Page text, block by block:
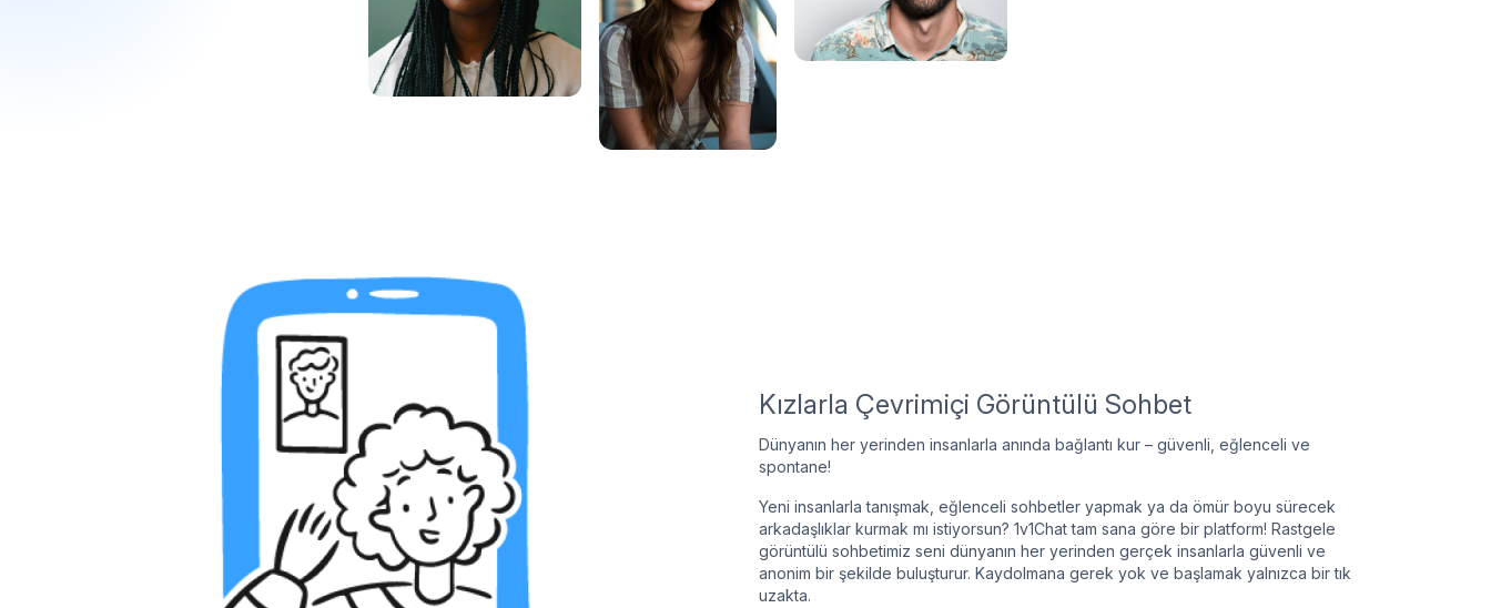
Kızlarla Çevrimiçi Görüntülü Sohbet
Dünyanın her yerinden insanlarla anında bağlantı kur – güvenli, eğlenceli ve
spontane!
Yeni insanlarla tanışmak, eğlenceli sohbetler yapmak ya da ömür boyu sürecek
arkadaşlıklar kurmak mı istiyorsun? 1v1Chat tam sana göre bir platform! Rastgele
görüntülü sohbetimiz seni dünyanın her yerinden gerçek insanlarla güvenli ve
anonim bir şekilde buluşturur. Kaydolmana gerek yok ve başlamak yalnızca bir tık
uzakta.